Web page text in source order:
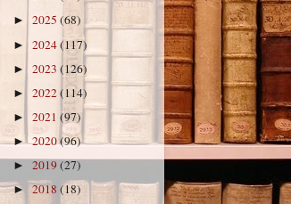
► 2025 (68)
► 2024(117)
► 2023 (126)
► 2022(114)
► 2021 (97)
►2020(96)
► 2019(27)
► 2018 (18)